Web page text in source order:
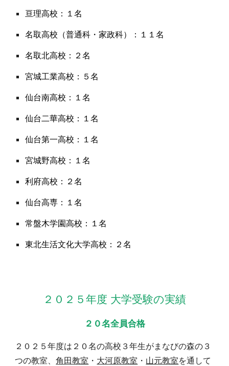
亘理高校： １名
名取高校（普通科・家政科）： １１名
名取北高校： ２名
宮城工業高校： ５名
仙台南高校： １名
仙台二華高校：１名
仙台第一高校： １名
宮城野高校： １名
利府高校： ２名
仙台高専：１名
常盤木学園高校 ： １名
東北生活文化大学高校：２名
２０２ ５年度 大学受験の実績
２０名全員合格
２０２ ５年度は２ ０名の高校３年生がまなびの森の３
つの教室、角田教室 ・ 大河原教室 ・ 山元教室を通して